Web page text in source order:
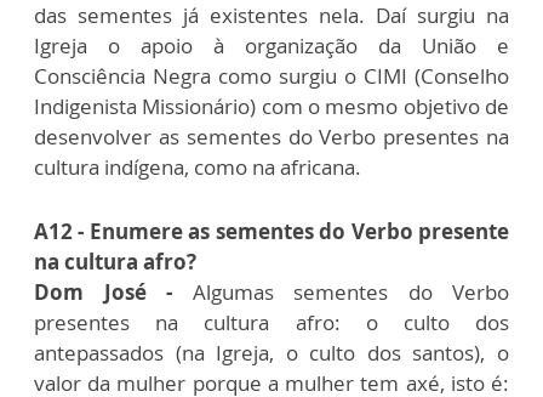
das sementes já existentes nela. Daí surgiu na
Igreja o apoio à organização da União e
Consciência Negra como surgiu o CIMI (Conselho
Indigenista Missionário) com o mesmo objetivo de
desenvolver as sementes do Verbo presentes na
cultura indígena, como na africana.
A12 - Enumere as sementes do Verbo presente
na cultura afro?
Dom José - Algumas sementes do Verbo
presentes na cultura afro: o culto dos
antepassados (na Igreja, o culto dos santos), o
valor da mulher porque a mulher tem axé, isto é: